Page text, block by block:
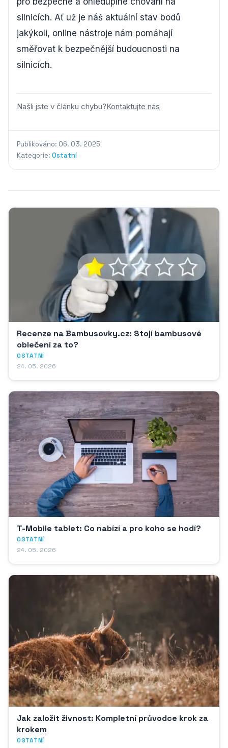
silnicích. Ať už je náš aktuální stav bodů
jakýkoli, online nástroje nám pomáhají
směřovat k bezpečnější budoucnosti na
silnicích.
Našli jste v článku chybu?Kontaktujte nás
Publikováno: 06. 03. 2025
Kategorie: Ostatní
Recenze na Bambusovky.cz: Stojí bambusové
oblečení za to?
OSTATNÍ
24. 05. 2026
T-Mobile tablet: Co nabízí a pro koho se hodí?
OSTATNÍ
24. 05. 2026
Jak založit živnost: Kompletní průvodce krok za
krokem
OSTATNÍ